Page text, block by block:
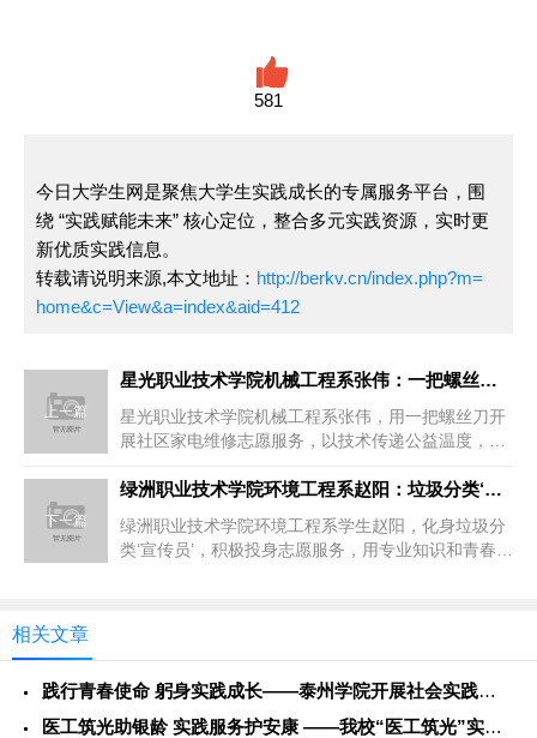
581
今日大学生网是聚焦大学生实践成长的专属服务平台，围
绕 “实践赋能未来” 核心定位，整合多元实践资源，实时更
新优质实践信息。
转载请说明来源,本文地址： http://berkv.cn/index.php?m=
home&c=View&a=index&aid=412
上一篇
星光职业技术学院机械工程系张伟：一把螺丝刀的公益温度，社区家
星光职业技术学院机械工程系张伟，用一把螺丝刀开
展社区家电维修志愿服务，以技术传递公益温度，贴
下一篇
绿洲职业技术学院环境工程系赵阳：垃圾分类‘宣传员’上线，志愿
绿洲职业技术学院环境工程系学生赵阳，化身垃圾分
类‘宣传员’，积极投身志愿服务，用专业知识和青春力
相关文章
践行青春使命 躬身实践成长——泰州学院开展社会实践服务活动
医工筑光助银龄 实践服务护安康 ——我校“医工筑光”实践团开